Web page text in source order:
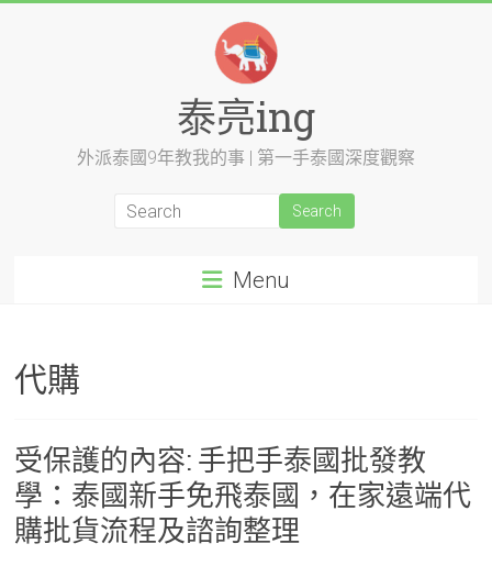
泰亮ing
外派泰國9年教我的事 | 第一手泰國深度觀察
Menu
代購
受保護的內容: 手把手泰國批發教
學：泰國新手免飛泰國，在家遠端代
購批貨流程及諮詢整理